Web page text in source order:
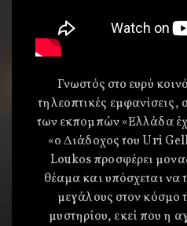
Γνωστός στο ευρύ
τηλεοπτικές
των εκπομπών «Ελλάδα
«ο Διάδοχος του Uri
Loukos προσφέρει
θέαμα και υπόσχεται να
μεγάλους στον κόσμο
μυστηρίου, εκεί που η